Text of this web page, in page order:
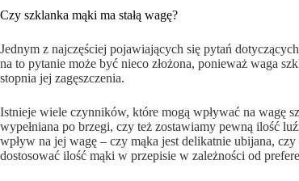
Czy szklanka mąki ma stałą wagę?
Jednym z najczęściej pojawiających się pytań
na to pytanie może być nieco złożona, ponieważ waga
stopnia jej zagęszczenia.
Istnieje wiele czynników, które mogą wpływać na wagę
wypełniana po brzegi, czy też zostawiamy pewną ilość
wpływ na jej wagę – czy mąka jest delikatnie ubijana,
dostosować ilość mąki w przepisie w zależności od